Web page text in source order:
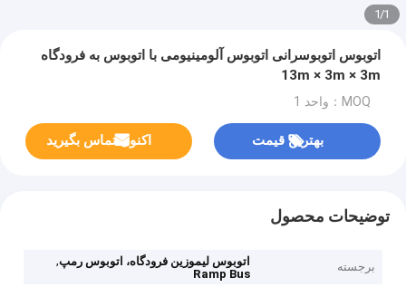
1
/
1
اتوبوس اتوبوسرانی اتوبوس آلومینیومی با اتوبوس به فرودگاه
13m × 3m × 3m
MOQ：واحد 1
بهترین قیمت اکنون تماس بگیرید
توضیحات محصول
برجسته اتوبوس لیموزین فرودگاه، اتوبوس رمپ,
Ramp Bus